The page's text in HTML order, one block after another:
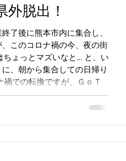
脱出！
了後に熊本市内に集合し、
このコロナ禍の今、夜の街
ちょっとマズいなと… と、い
、朝から集合しての日帰り
禍での転換ですが、ＧｏＴ
の割引を駆使して、...